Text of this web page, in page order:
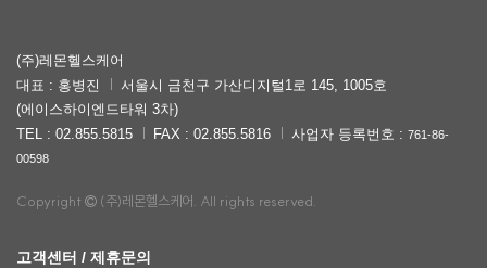
(주)레몬헬스케어
대표 : 홍병진
서울시 금천구 가산디지털1로 145, 1005호
(에이스하이엔드타워 3차)
TEL : 02.855.5815
FAX : 02.855.5816 사업자 등록번호 : 761-86-
00598
Copyright (주)레몬헬스케어. All rights reserved.
고객센터 / 제휴문의